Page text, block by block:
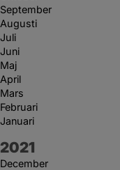
September
Augusti
Juli
Juni
Maj
April
Mars
Februari
Januari
År:
2021
December